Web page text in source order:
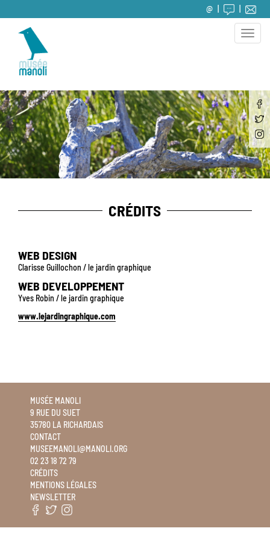
@
Toggle
CRÉDITS
WEB DESIGN
Clarisse Guillochon / le jardin graphique
WEB DEVELOPPEMENT
Yves Robin / le jardin graphique
www.lejardingraphique.com
MUSÉE MANOLI
9 RUE DU SUET
35780 LA RICHARDAIS
CONTACT
MUSEEMANOLI@MANOLI.ORG
02 23 18 72 79
CRÉDITS
MENTIONS LÉGALES
NEWSLETTER